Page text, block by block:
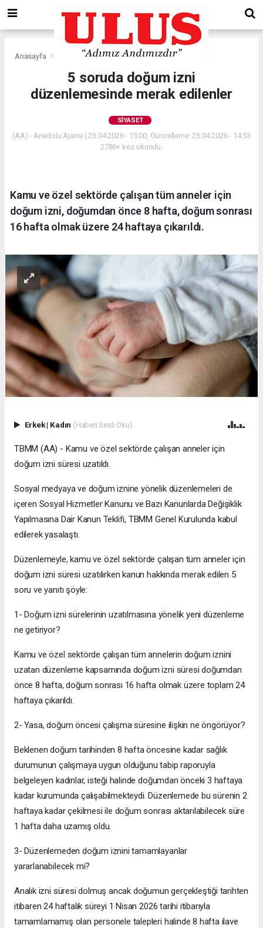
Anasayfa
5 soruda doğum izni
düzenlemesinde merak edilenler
SIYASET
(AA) - Anadolu Ajansı | 23.04.2026 - 15:00, Güncelleme: 23.04.2026 - 14:53
2786+ kez okundu.
Kamu ve özel sektörde çalışan tüm anneler için
doğum izni, doğumdan önce 8 hafta, doğum sonrası
16 hafta olmak üzere 24 haftaya çıkarıldı.
Erkek| Kadın (Haberi Sesli Oku)
TBMM (AA) - Kamu ve özel sektörde çalışan anneler için
doğum izni süresi uzatıldı.
Sosyal medyaya ve doğum iznine yönelik düzenlemeleri de
içeren Sosyal Hizmetler Kanunu ve Bazı Kanunlarda Değişiklik
Yapılmasına Dair Kanun Teklifi, TBMM Genel Kurulunda kabul
edilerek yasalaştı.
Düzenlemeyle, kamu ve özel sektörde çalışan tüm anneler için
doğum izni süresi uzatılırken kanun hakkında merak edilen 5
soru ve yanıtı şöyle:
1- Doğum izni sürelerinin uzatılmasına yönelik yeni düzenleme
ne getiriyor?
Kamu ve özel sektörde çalışan tüm annelerin doğum iznini
uzatan düzenleme kapsamında doğum izni süresi doğumdan
önce 8 hafta, doğum sonrası 16 hafta olmak üzere toplam 24
haftaya çıkarıldı.
2- Yasa, doğum öncesi çalışma süresine ilişkin ne öngörüyor?
Beklenen doğum tarihinden 8 hafta öncesine kadar sağlık
durumunun çalışmaya uygun olduğunu tabip raporuyla
belgeleyen kadınlar, isteği halinde doğumdan önceki 3 haftaya
kadar kurumunda çalışabilmekteydi. Düzenlemede bu sürenin 2
haftaya kadar çekilmesi ile doğum sonrası aktarılabilecek süre
1 hafta daha uzamış oldu.
3- Düzenlemeden doğum iznini tamamlayanlar
yararlanabilecek mi?
Analık izni süresi dolmuş ancak doğumun gerçekleştiği tarihten
itibaren 24 haftalık süreyi 1 Nisan 2026 tarihi itibarıyla
tamamlamamış olan personele talepleri halinde 8 hafta ilave